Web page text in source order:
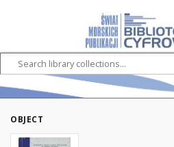
OBJECT